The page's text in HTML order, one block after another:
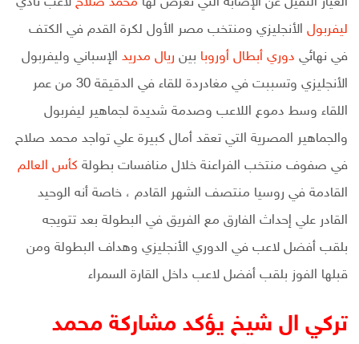
ليفربول الأنجليزي ومنتخب مصر الأول لكرة القدم في الكتف
في نهائي دوري أبطال أوروبا بين ريال مدريد الإسباني وليفربول
الأنجليزي وتسببت في مغادردة للقاء في الدقيقة 30 من عمر
اللقاء وسط دموع اللاعب وصدمة شديدة لجماهير ليفربول
والجماهير المصرية التي تعقد أمال كبيرة علي تواجد محمد صلاح
في صفوف منتخب الفراعنة خلال منافسات بطولة كأس العالم
القادمة في روسيا منتصف الشهر القادم ، خاصة أنه الوحيد
القادر علي إحداث الفارق مع الفريق في البطولة بعد تتويجه
بلقب أفضل لاعب في الدوري الأنجليزي وهداف البطولة ومن
قبلها الفوز بلقب أفضل لاعب داخل القارة السمراء
تركي ال شيخ يؤكد مشاركة محمد